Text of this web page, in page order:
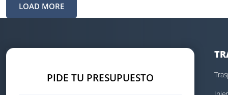
LOAD MORE
PIDE TU PRESUPUESTO